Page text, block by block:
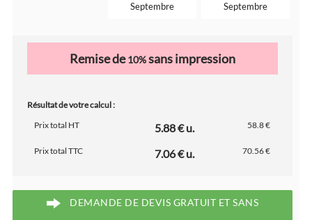
Septembre
Septembre
Remise de10%sans impression
Résultat de votre calcul :
Prix total HT
5.88 € u. 58.8 €
Prix total TTC 7.06 € u. 70.56 €
DEMANDE DE DEVIS GRATUIT ET SANS